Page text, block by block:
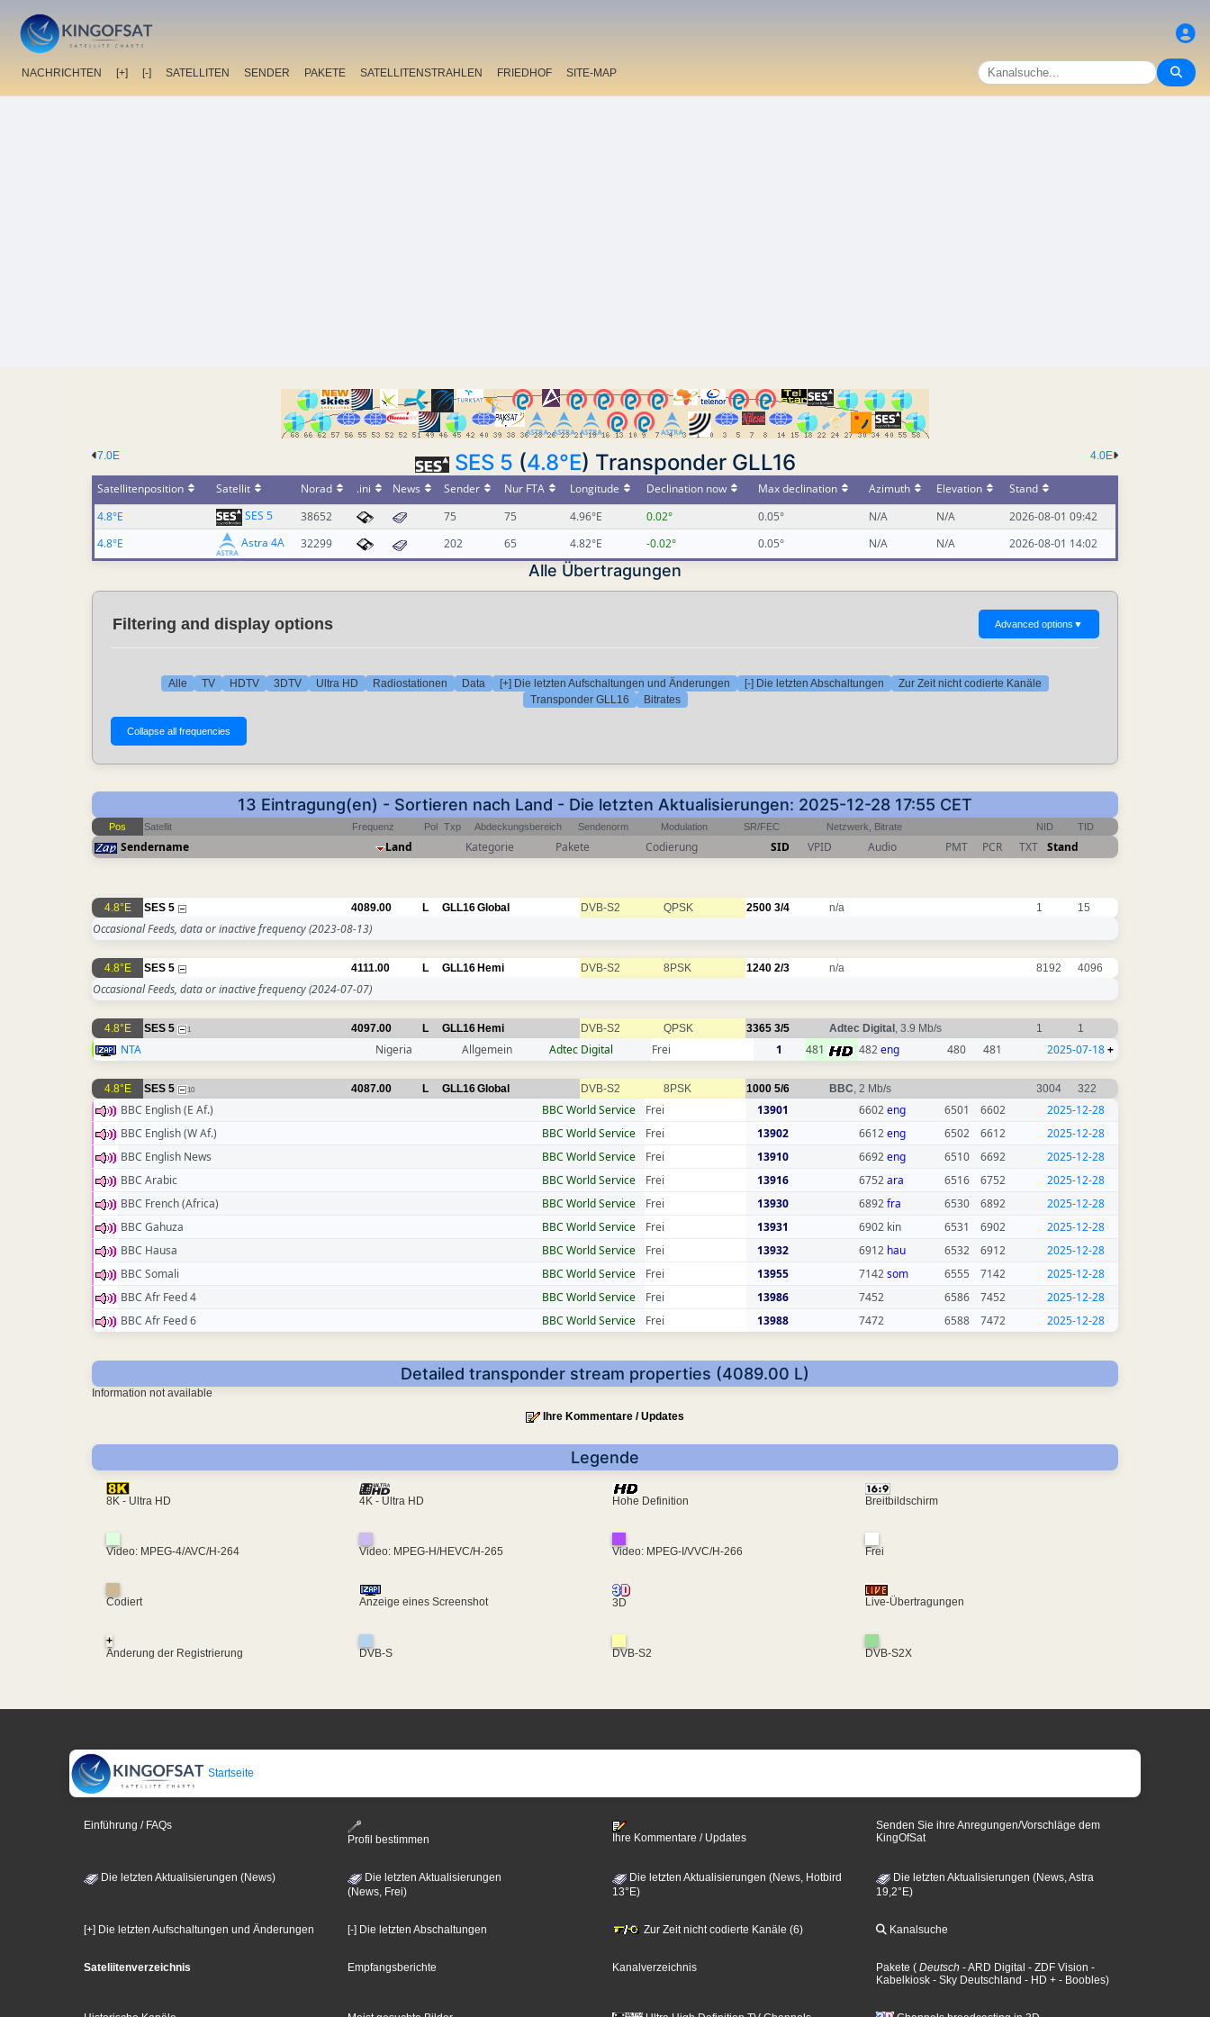
NACHRICHTEN [+] [-] SATELLITEN SENDER PAKETE SATELLITENSTRAHLEN FRIEDHOF SITE-MAP
4.0E
7.0E SES 5 (4.8°E) Transponder GLL16
Satellitenposition Satellit Norad .ini News Sender Nur FTA Longitude Declination now Max declination Azimuth Elevation
Stand
4.8°E
SES 5 38652 75 75 4.96°E 0.02° 0.05° N/A N/A
2026-08-01 09:42
4.8°E
Astra 4A 32299 202 65 4.82°E -0.02° 0.05° N/A N/A 2026-08-01 14:02
Alle Übertragungen
Filtering and display options Advanced options ▼
Alle TV HDTV 3DTV Ultra HD Radiostationen Data [+] Die letzten Aufschaltungen und Änderungen [-] Die letzten Abschaltungen
Zur Zeit nicht codierte Kanäle
Transponder GLL16
Bitrates
13 Eintragung(en) - Sortieren nach Land - Die letzten Aktualisierungen: 2025-12-28 17:55 CET
Pos Satellit Frequenz Pol Txp Abdeckungsbereich Sendenorm Modulation SR/FEC Netzwerk, Bitrate NID TID
Sendername Land Kategorie Pakete Codierung SID VPID Audio PMT PCR TXT Stand
4.8°E SES 5 4089.00 L GLL16Global DVB-S2 QPSK 2500 3/4 n/a 1 15
Occasional Feeds, data or inactive frequency(2023-08-13)
4.8°E SES 5 4111.00 L GLL16 Hemi DVB-S2 8PSK 1240 2/3 n/a 8192 4096
Occasional Feeds, data or inactive frequency(2024-07-07)
4.8°E SES 5 1 4097.00 L GLL16 Hemi DVB-S2 QPSK 3365 3/5 Adtec Digital , 3.9 Mb/s 1 1
NTA Nigeria Allgemein Adtec Digital Frei 1 481 482eng 480 481 2025-07-18+
4.8°E SES 5 10 4087.00 L GLL16Global DVB-S2 8PSK 1000 5/6 BBC, 2 Mb/s 3004 322
BBC English (E Af.) BBC World Service Frei 13901 6602eng 6501 6602
2025-12-28
BBC English (W Af.)
BBC World Service Frei 13902 6612eng 6502 6612
2025-12-28
BBC English News
BBC World Service Frei 13910 6692eng 6510 6692
2025-12-28
BBC Arabic
BBC World Service Frei 13916 6752ara 6516 6752
2025-12-28
BBC French (Africa)
BBC World Service Frei 13930 6892fra 6530 6892
2025-12-28
BBC Gahuza
BBC World Service Frei 13931 6902 kin 6531 6902
2025-12-28
BBC Hausa
BBC World Service Frei 13932 6912 hau 6532 6912
2025-12-28
BBC Somali
BBC World Service Frei 13955 7142som 6555 7142
2025-12-28
BBC Afr Feed 4
BBC World Service Frei 13986 7452 6586 7452
2025-12-28
BBC Afr Feed 6
BBC World Service Frei 13988 7472 6588 7472 2025-12-28
Detailed transponder stream properties (4089.00 L)
Information not available
Ihre Kommentare / Updates
Legende
8K - Ultra HD 4K - Ultra HD Hohe Definition Breitbildschirm
Video: MPEG-4/AVC/H-264 Video: MPEG-H/HEVC/H-265 Video: MPEG-I/VVC/H-266 Frei
Codiert Anzeige eines Screenshot 3D Live-Übertragungen
+
Änderung der Registrierung
DVB-S DVB-S2 DVB-S2X
Startseite
Einführung / FAQs
Profil bestimmen
Ihre Kommentare / Updates
Senden Sie ihre Anregungen/Vorschläge dem
KingOfSat
Die letzten Aktualisierungen (News)
Die letzten Aktualisierungen
(News, Frei)
Die letzten Aktualisierungen (News, Hotbird
13°E)
Die letzten Aktualisierungen (News, Astra
19,2°E)
[+] Die letzten Aufschaltungen und Änderungen [-] Die letzten Abschaltungen Zur Zeit nicht codierte Kanäle (6) Kanalsuche
Sateliitenverzeichnis Empfangsberichte Kanalverzeichnis Pakete ( Deutsch - ARD Digital - ZDF Vision -
Kabelkiosk - Sky Deutschland - HD + - Boobles)